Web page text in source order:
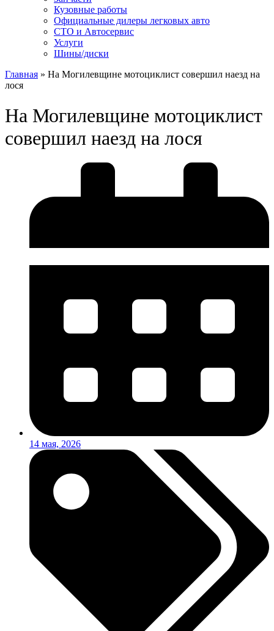
Кузовные работы
Официальные дилеры легковых авто
СТО и Автосервис
Услуги
Шины/диски
Главная » На Могилевщине мотоциклист совершил наезд на
лося
На Могилевщине мотоциклист
совершил наезд на лося
14 мая, 2026